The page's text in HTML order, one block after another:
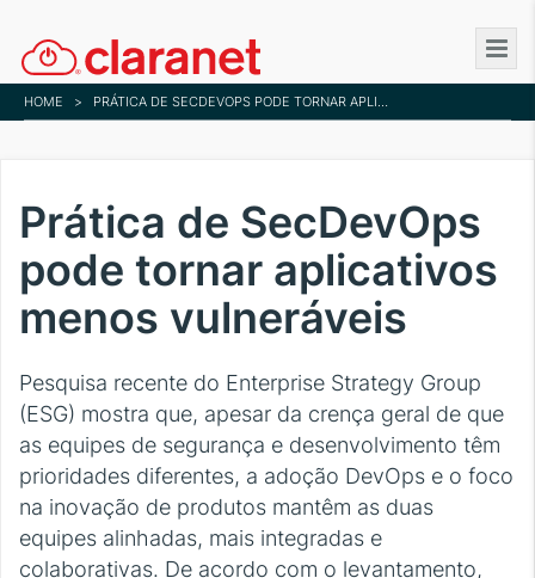
to
main
content
HOME > PRÁTICA DE SECDEVOPS PODE TORNAR APLICATIVOS MENOS VULNERÁVEIS
Prática de SecDevOps
pode tornar aplicativos
menos vulneráveis
Pesquisa recente do Enterprise Strategy Group
(ESG) mostra que, apesar da crença geral de que
as equipes de segurança e desenvolvimento têm
prioridades diferentes, a adoção DevOps e o foco
na inovação de produtos mantêm as duas
equipes alinhadas, mais integradas e
colaborativas. De acordo com o levantamento,